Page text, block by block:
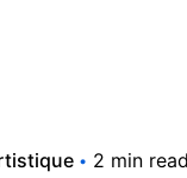
2 min read